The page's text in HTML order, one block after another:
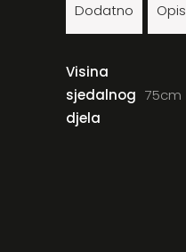
Dodatno Opis
Visina
sjedalnog
djela
75cm